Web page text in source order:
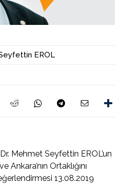
EROL
Mehmet Seyfettin EROL’un
Ortaklığını
13.08.2019